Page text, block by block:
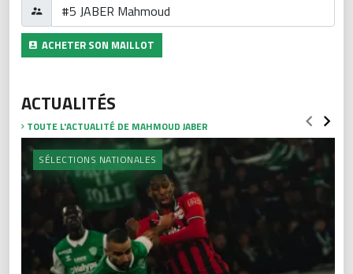
ACHETER SON MAILLOT
ACTUALITÉS
TOUTE L'ACTUALITÉ DE MAHMOUD JABER
SÉLECTIONS NATIONALES